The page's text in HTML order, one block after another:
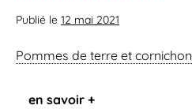
Publié le 12 mai 2021
Pommes de terre et
en savoir +